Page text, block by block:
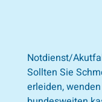
Notdienst/
Sollten Sie
erleiden,